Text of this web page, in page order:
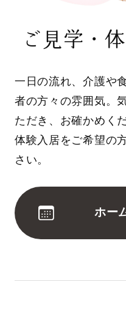
ご見学・
一日の流れ、介護や
者の方々の雰囲気。
ただき、お確かめく
体験入居をご希望の
さい。
ホー